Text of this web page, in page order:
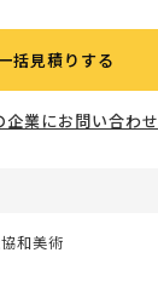
括見積りする
企業にお問い合わせ
和美術